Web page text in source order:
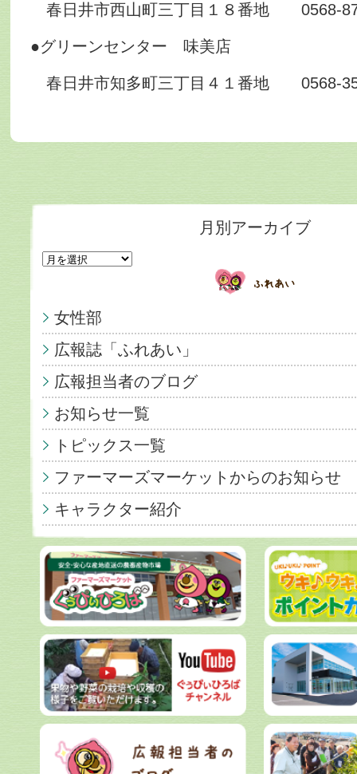
春日井市西山町三丁目１８番地 0568-
●グリーンセンター 味美店
春日井市知多町三丁目４１番地 0568-
月別アーカイブ
女性部
広報誌「ふれあい」
広報担当者のブログ
お知らせ一覧
トピックス一覧
ファーマーズマーケットからのお知らせ
キャラクター紹介